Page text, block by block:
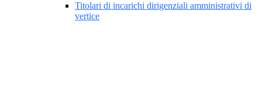
Titolari di incarichi dirigenziali amministrativi di
vertice